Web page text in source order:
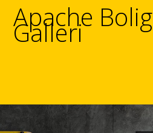
Apache Bolig
Galleri